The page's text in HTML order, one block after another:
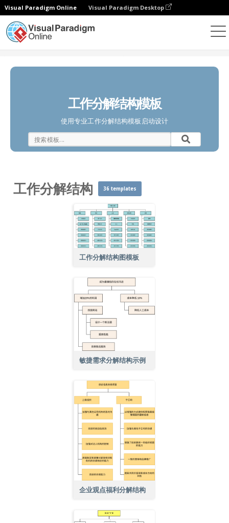
Visual Paradigm Online Visual Paradigm Desktop
工作分解结构模板
使用专业工作分解结构模板启动设计
工作分解结构 36 templates
工作分解结构图模板
敏捷需求分解结构示例
企业观点福利分解结构